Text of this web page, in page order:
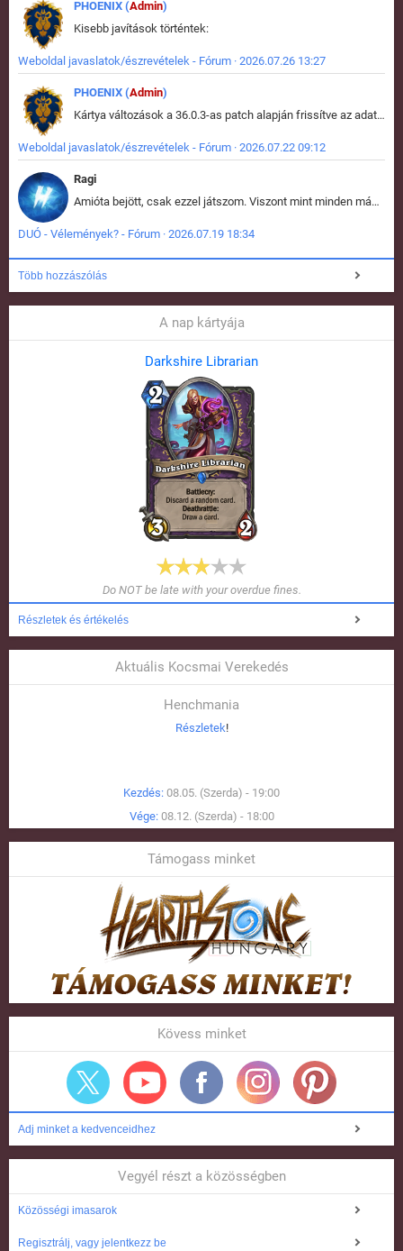
PHOENIX (Admin)
Kisebb javítások történtek:
Weboldal javaslatok/észrevételek - Fórum · 2026.07.26 13:27
PHOENIX (Admin)
Kártya változások a 36.0.3-as patch alapján frissítve az adatbázisban (képek is cserélve).
Weboldal javaslatok/észrevételek - Fórum · 2026.07.22 09:12
Ragi
Amióta bejött, csak ezzel játszom. Viszont mint minden más - akár az alapjáték is, ez is baromira összetett lett. Néha már pár kör után is esélytelen az egész. Vagy irreállisan túltápol valaki, vagy lelép a partner, vagy csak hülye mint a segg. És amikor eljönne az én időm, na akkor jön el mindenki másé is. Engem jobban érdekelne, hogy ki milyen ratingen szokott játszani. Na ez lenne egy érdekes adat.
DUÓ - Vélemények? - Fórum · 2026.07.19 18:34
Több hozzászólás
A nap kártyája
Darkshire Librarian
Do NOT be late with your overdue fines.
Részletek és értékelés
Aktuális Kocsmai Verekedés
Henchmania
Részletek!
Kezdés: 08.05. (Szerda) - 19:00
Vége: 08.12. (Szerda) - 18:00
Támogass minket
Kövess minket
Adj minket a kedvenceidhez
Vegyél részt a közösségben
Közösségi imasarok
Regisztrálj, vagy jelentkezz be